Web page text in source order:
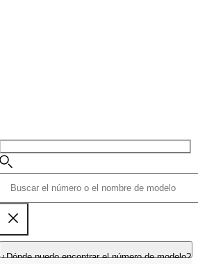
¿Dónde puedo encontrar el número de modelo?